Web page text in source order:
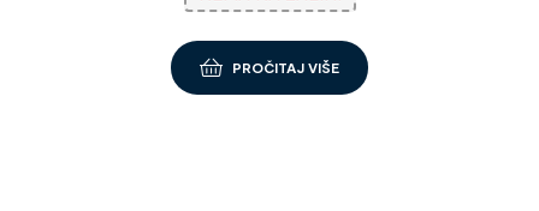
PROČITAJ VIŠE